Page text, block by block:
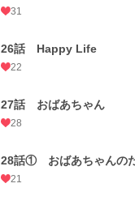
31
26話 Happy Life
22
27話 おばあちゃん
28
28話① おばあちゃんの
21